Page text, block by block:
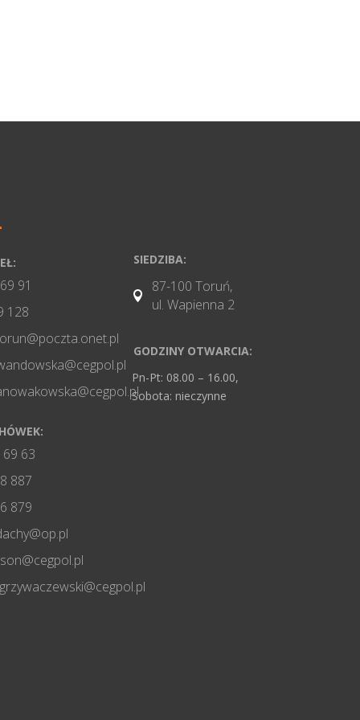
91
128
63
887
879
SIEDZIBA:

87-100 Toruń,
ul. Wapienna 2
GODZINY OTWARCIA:
Pn-Pt: 08.00 – 16.00,
Sobota: nieczynne